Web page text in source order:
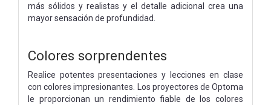
más sólidos y realistas y el detalle adicional crea una
mayor sensación de profundidad.
Colores sorprendentes
Realice potentes presentaciones y lecciones en clase
con colores impresionantes. Los proyectores de Optoma
le proporcionan un rendimiento fiable de los colores